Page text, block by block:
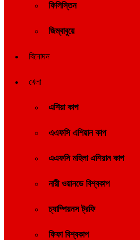
ফিলিস্তিন
জিম্বাবুয়ে
বিনোদন
খেলা
এশিয়া কাপ
এএফসি এশিয়ান কাপ
এএফসি মহিলা এশিয়ান কাপ
নারী ওয়ানডে বিশ্বকাপ
চ্যাম্পিয়নস ট্রফি
ফিফা বিশ্বকাপ